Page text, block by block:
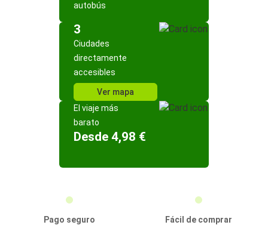
autobús
3
Ciudades
directamente
accesibles
Ver mapa
El viaje más
barato
Desde 4,98 €
Pago seguro
Fácil de comprar